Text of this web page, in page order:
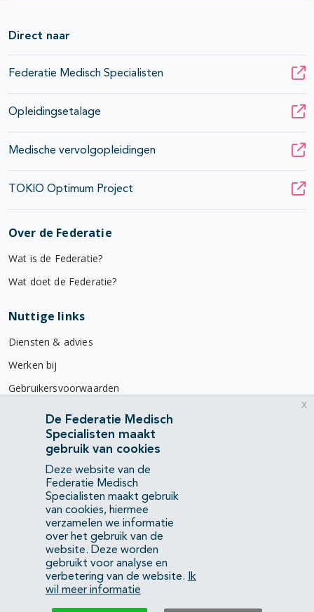
Direct naar
Federatie Medisch Specialisten
Opleidingsetalage
Medische vervolgopleidingen
TOKIO Optimum Project
Over de Federatie
Wat is de Federatie?
Wat doet de Federatie?
Nuttige links
Diensten & advies
Werken bij
Gebruikersvoorwaarden
Privacyverklaring
Contact
Mercatorlaan 1200
3528 BL Utrecht
(088) 505 34 34
info@richtlijnendatabase.nl
YouTubeLinkedIn
De Federatie Medisch
Specialisten maakt
gebruik van cookies
Deze website van de
Federatie Medisch
Specialisten maakt gebruik
van cookies, hiermee
verzamelen we informatie
over het gebruik van de
website. Deze worden
gebruikt voor analyse en
verbetering van de website.
Ik
wil meer informatie
x